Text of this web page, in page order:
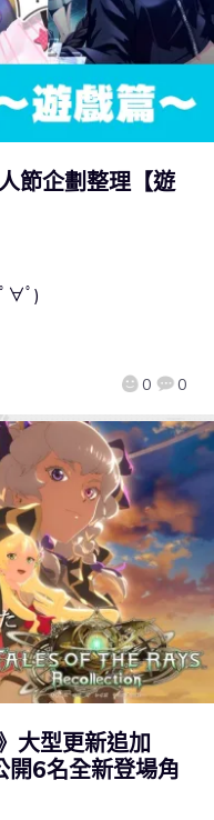
節企劃整理【遊
0 0
∀ﾟ)
大型更新追加
6名全新登場角